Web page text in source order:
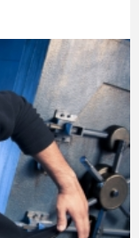
КУПИТЬ